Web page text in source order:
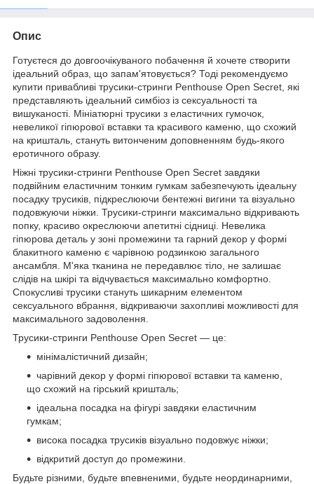
Опис
Готуєтеся до довгоочікуваного побачення й хочете створити
ідеальний образ, що запам'ятовується? Тоді рекомендуємо
купити привабливі трусики-стринги Penthouse Open Secret, які
представляють ідеальний симбіоз із сексуальності та
вишуканості. Мініатюрні трусики з еластичних гумочок,
невеликої гіпюрової вставки та красивого каменю, що схожий
на кришталь, стануть витонченим доповненням будь-якого
еротичного образу.
Ніжні трусики-стринги Penthouse Open Secret завдяки
подвійним еластичним тонким гумкам забезпечують ідеальну
посадку трусиків, підкреслюючи бентежні вигини та візуально
подовжуючи ніжки. Трусики-стринги максимально відкривають
попку, красиво окреслюючи апетитні сідниці. Невелика
гіпюрова деталь у зоні промежини та гарний декор у формі
блакитного каменю є чарівною родзинкою загального
ансамбля. М'яка тканина не передавлює тіло, не залишає
слідів на шкірі та відчувається максимально комфортно.
Спокусливі трусики стануть шикарним елементом
сексуального вбрання, відкриваючи захопливі можливості для
максимального задоволення.
Трусики-стринги Penthouse Open Secret — це:
мінімалістичний дизайн;
чарівний декор у формі гіпюрової вставки та каменю,
що схожий на гірський кришталь;
ідеальна посадка на фігурі завдяки еластичним
гумкам;
висока посадка трусиків візуально подовжує ніжки;
відкритий доступ до промежини.
Будьте різними, будьте впевненими, будьте неординарними,